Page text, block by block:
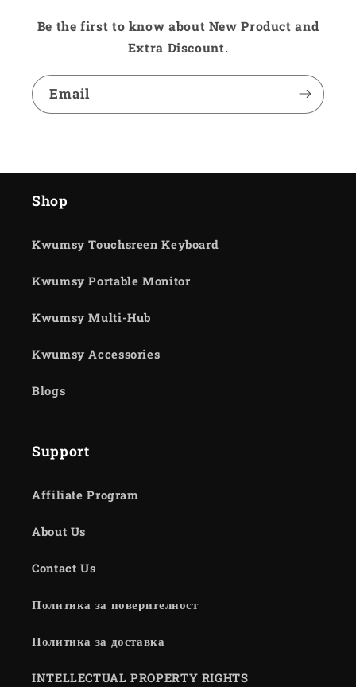
Be the first to know about New Product and
Extra Discount.
Email
Shop
Kwumsy Touchsreen Keyboard
Kwumsy Portable Monitor
Kwumsy Multi-Hub
Kwumsy Accessories
Blogs
Support
Affiliate Program
About Us
Contact Us
Политика за поверителност
Политика за доставка
INTELLECTUAL PROPERTY RIGHTS